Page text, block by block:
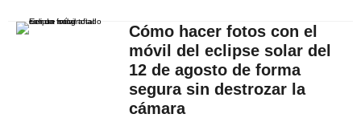
Cómo hacer fotos con el
móvil del eclipse solar del
12 de agosto de forma
segura sin destrozar la
cámara